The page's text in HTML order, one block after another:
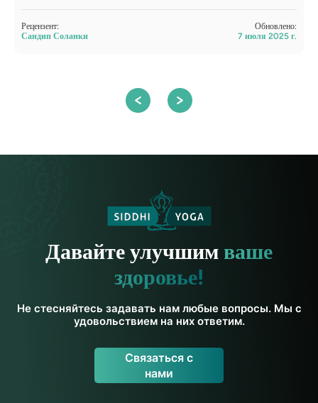
Рецензент:
Сандип Соланки
Обновлено:
7 июля 2025 г.
Давайте улучшимваше
здоровье!
Не стесняйтесь задавать нам любые вопросы. Мы с
удовольствием на них ответим.
Связаться с
нами